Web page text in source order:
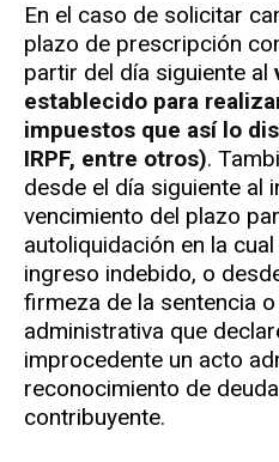
En el caso de solicitar
plazo de prescripción
partir del día siguiente al
establecido para
impuestos que así lo
IRPF, entre otros).
desde el día siguiente al
vencimiento del plazo
autoliquidación en la
ingreso indebido, o
firmeza de la sentencia
administrativa que
improcedente un acto
reconocimiento de
contribuyente.